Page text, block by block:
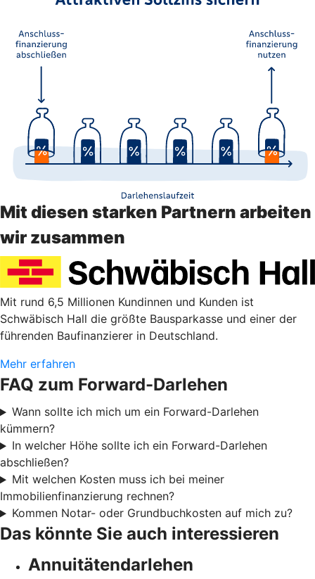
Mit diesen starken Partnern arbeiten
wir zusammen
Mit rund 6,5 Millionen Kundinnen und Kunden ist
Schwäbisch Hall die größte Bausparkasse und einer der
führenden Baufinanzierer in Deutschland.
Mehr erfahren
FAQ zum Forward-Darlehen
Wann sollte ich mich um ein Forward-Darlehen
kümmern?
In welcher Höhe sollte ich ein Forward-Darlehen
abschließen?
Mit welchen Kosten muss ich bei meiner
Immobilienfinanzierung rechnen?
Kommen Notar- oder Grundbuchkosten auf mich zu?
Das könnte Sie auch interessieren
Annuitätendarlehen